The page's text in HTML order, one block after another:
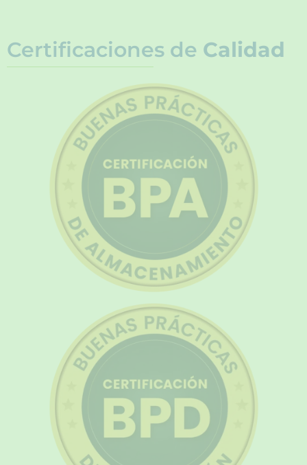
Certificaciones de Calidad